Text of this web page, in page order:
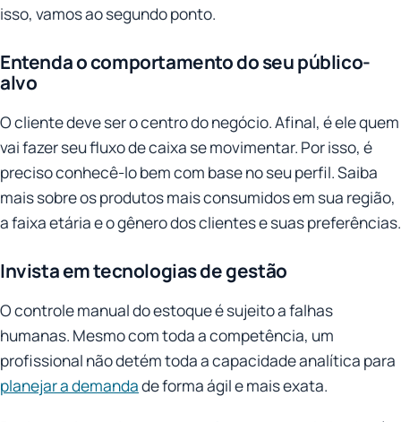
isso, vamos ao segundo ponto.
Entenda o comportamento do seu público-
alvo
O cliente deve ser o centro do negócio. Afinal, é ele quem
vai fazer seu fluxo de caixa se movimentar. Por isso, é
preciso conhecê-lo bem com base no seu perfil. Saiba
mais sobre os produtos mais consumidos em sua região,
a faixa etária e o gênero dos clientes e suas preferências.
Invista em tecnologias de gestão
O controle manual do estoque é sujeito a falhas
humanas. Mesmo com toda a competência, um
profissional não detém toda a capacidade analítica para
planejar a demandade forma ágil e mais exata.